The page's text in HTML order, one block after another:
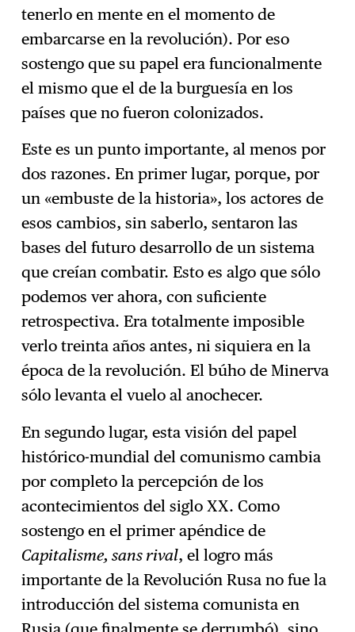
tenerlo en mente en el momento de
embarcarse en la revolución). Por eso
sostengo que su papel era funcionalmente
el mismo que el de la burguesía en los
países que no fueron colonizados.
Este es un punto importante, al menos por
dos razones. En primer lugar, porque, por
un «embuste de la historia», los actores de
esos cambios, sin saberlo, sentaron las
bases del futuro desarrollo de un sistema
que creían combatir. Esto es algo que sólo
podemos ver ahora, con suficiente
retrospectiva. Era totalmente imposible
verlo treinta años antes, ni siquiera en la
época de la revolución. El búho de Minerva
sólo levanta el vuelo al anochecer.
En segundo lugar, esta visión del papel
histórico-mundial del comunismo cambia
por completo la percepción de los
acontecimientos del siglo XX. Como
sostengo en el primer apéndice de
Capitalisme, sans rival, el logro más
importante de la Revolución Rusa no fue la
introducción del sistema comunista en